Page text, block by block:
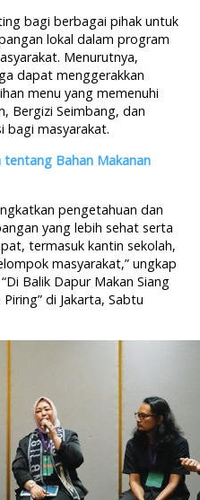
bagi berbagai pihak untuk
lokal dalam program
Menurutnya,
dapat menggerakkan
menu yang memenuhi
Bergizi Seimbang, dan
bagi masyarakat.
tentang Bahan Makanan
pengetahuan dan
yang lebih sehat serta
termasuk kantin sekolah,
masyarakat,” ungkap
Balik Dapur Makan Siang
di Jakarta, Sabtu